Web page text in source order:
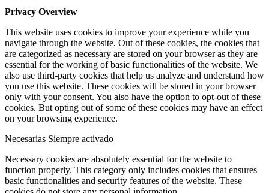
Privacy Overview
This website uses cookies to improve your experience while you
navigate through the website. Out of these cookies, the cookies that
are categorized as necessary are stored on your browser as they are
essential for the working of basic functionalities of the website. We
also use third-party cookies that help us analyze and understand how
you use this website. These cookies will be stored in your browser
only with your consent. You also have the option to opt-out of these
cookies. But opting out of some of these cookies may have an effect
on your browsing experience.
Necesarias Siempre activado
Necessary cookies are absolutely essential for the website to
function properly. This category only includes cookies that ensures
basic functionalities and security features of the website. These